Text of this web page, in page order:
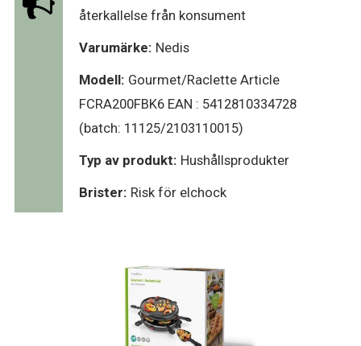
återkallelse från konsument
Varumärke: Nedis
Modell: Gourmet/Raclette Article
FCRA200FBK6 EAN : 5412810334728
(batch: 11125/2103110015)
Typ av produkt: Hushållsprodukter
Brister: Risk för elchock